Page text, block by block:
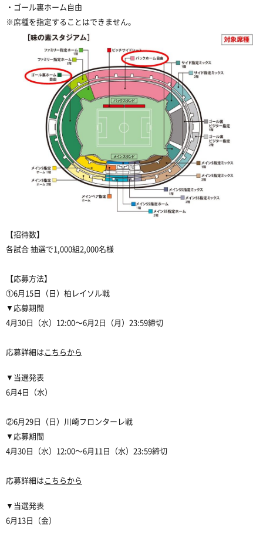
・ゴール裏ホーム自由
※席種を指定することはできません。
【招待数】
各試合 抽選で1,000組2,000名様
【応募方法】
①6月15日（日）柏レイソル戦
▼応募期間
4月30日（水）12:00〜6月2日（月）23:59締切
応募詳細はこちらから
▼当選発表
6月4日（水）
②6月29日（日）川崎フロンターレ戦
▼応募期間
4月30日（水）12:00〜6月11日（水）23:59締切
応募詳細はこちらから
▼当選発表
6月13日（金）